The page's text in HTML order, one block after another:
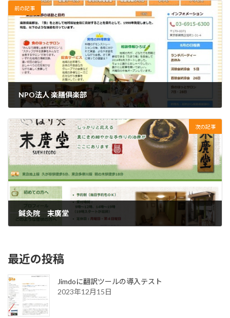
前の記事
NPO法人 楽膳俱楽部
次の記事
鍼灸院 末廣堂
最近の投稿
Jimdoに翻訳ツールの導入テスト
2023年12月15日